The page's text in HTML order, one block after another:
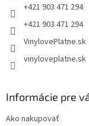
+421 903 471 294
+421 903 471 294
VinylovePlatne.sk
vinyloveplatne.sk
Informácie pre
Ako nakupovať